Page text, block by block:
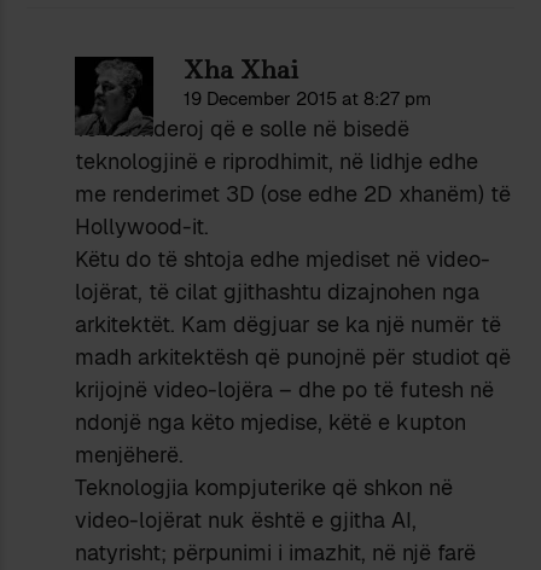
Xha Xhai
19 December 2015 at 8:27 pm
Të falënderoj që e solle në bisedë
teknologjinë e riprodhimit, në lidhje edhe
me renderimet 3D (ose edhe 2D xhanëm) të
Hollywood-it.
Këtu do të shtoja edhe mjediset në video-
lojërat, të cilat gjithashtu dizajnohen nga
arkitektët. Kam dëgjuar se ka një numër të
madh arkitektësh që punojnë për studiot që
krijojnë video-lojëra – dhe po të futesh në
ndonjë nga këto mjedise, këtë e kupton
menjëherë.
Teknologjia kompjuterike që shkon në
video-lojërat nuk është e gjitha AI,
natyrisht; përpunimi i imazhit, në një farë